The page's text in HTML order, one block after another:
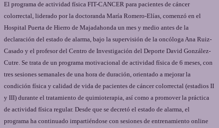
El programa de actividad física FIT-CANCER para pacientes de cáncer
colorrectal, liderado por la doctoranda María Romero-Elías, comenzó en el
Hospital Puerta de Hierro de Majadahonda un mes y medio antes de la
declaración del estado de alarma, bajo la supervisión de la oncóloga Ana Ruiz-
Casado y el profesor del Centro de Investigación del Deporte David González-
Cutre. Se trata de un programa motivacional de actividad física de 6 meses, con
tres sesiones semanales de una hora de duración, orientado a mejorar la
condición física y calidad de vida de pacientes de cáncer colorrectal (estadios II
y III) durante el tratamiento de quimioterapia, así como a promover la práctica
de actividad física regular. Desde que se decretó el estado de alarma, el
programa ha continuado impartiéndose con sesiones de entrenamiento online